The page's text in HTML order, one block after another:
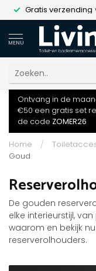
Gratis verzending
MENU
Ontvang in de
€50 een gratis set
de code ZOMER26
Home /
Goud
De gouden
elke interieurstijl,
waarom en bekijk
reserverolhouders.